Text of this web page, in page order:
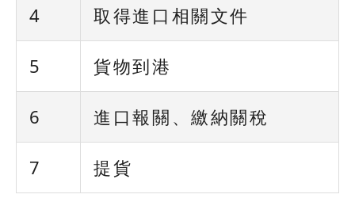
4 取得進口相關文件
5 貨物到港
6 進口報關、繳納關稅
7 提貨